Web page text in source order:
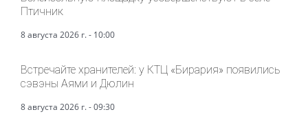
Птичник
8 августа 2026 г. - 10:00
Встречайте хранителей: у КТЦ «Бирария» появились
сэвэны Аями и Дюлин
8 августа 2026 г. - 09:30